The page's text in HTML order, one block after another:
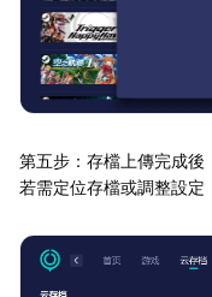
第五步：存檔上傳完成後
若需定位存檔或調整設